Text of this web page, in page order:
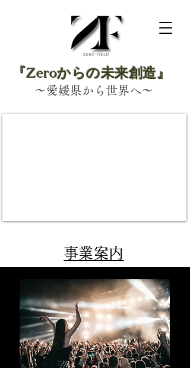
～愛媛県から世界へ～
『Zeroからの未来創造』
​事業案内